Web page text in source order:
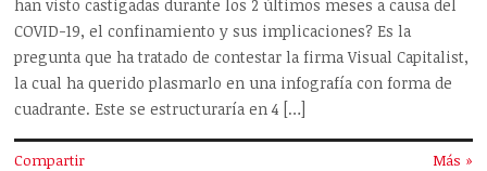
han visto castigadas durante los 2 últimos meses a causa del
COVID-19, el confinamiento y sus implicaciones? Es la
pregunta que ha tratado de contestar la firma Visual Capitalist,
la cual ha querido plasmarlo en una infografía con forma de
cuadrante. Este se estructuraría en 4 […]
Compartir Más »